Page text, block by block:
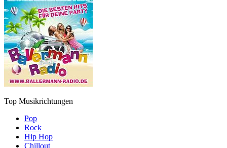
Top Musikrichtungen
Pop
Rock
Hip Hop
Chillout